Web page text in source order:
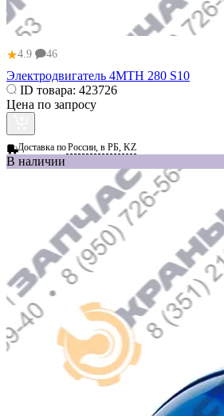
★4.9 46
Электродвигатель 4МТН 280 S10
ID товара: 423726
Цена по запросу
Доставка поРоссии, в РБ, KZ
В наличии